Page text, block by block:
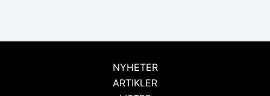
NYHETER
ARTIKLER